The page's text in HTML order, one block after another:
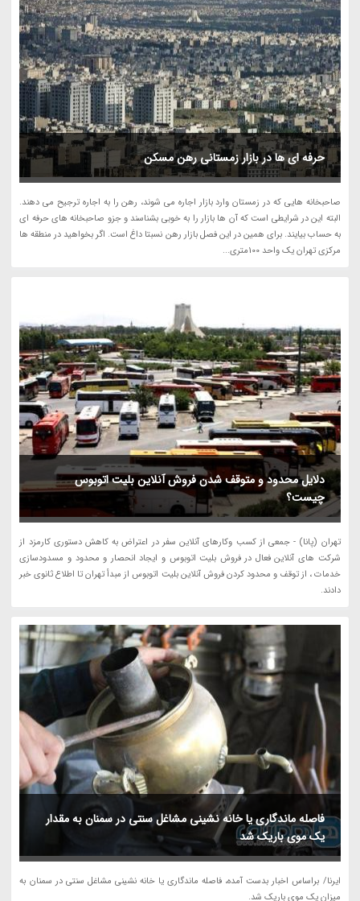
حرفه ای ها در بازار زمستانی رهن مسکن
صاحبخانه هایی که در زمستان وارد بازار اجاره می شوند، رهن را به اجاره ترجیح می دهند.
البته این در شرایطی است که آن ها بازار را به خوبی بشناسند و جزو صاحبخانه های حرفه ای
به حساب بیایند. برای همین در این فصل بازار رهن نسبتا داغ است. اگر بخواهید در منطقه ها
مرکزی تهران یک واحد 100متری...
دلایل محدود و متوقف شدن فروش آنلاین بلیت اتوبوس
چیست؟
تهران (پانا) - جمعی از کسب وکارهای آنلاین سفر در اعتراض به کاهش دستوری کارمزد از
شرکت های آنلاین فعال در فروش بلیت اتوبوس و ایجاد انحصار و محدود و مسدودسازی
خدمات ، از توقف و محدود کردن فروش آنلاین بلیت اتوبوس از مبدأ تهران تا اطلاع ثانوی خبر
دادند.
فاصله ماندگاری یا خانه نشینی مشاغل سنتی در سمنان به مقدار
یک موی باریک شد
ایرنا/ براساس اخبار بدست آمده، فاصله ماندگاری یا خانه نشینی مشاغل سنتی در سمنان به
میزان یک موی باریک شد.